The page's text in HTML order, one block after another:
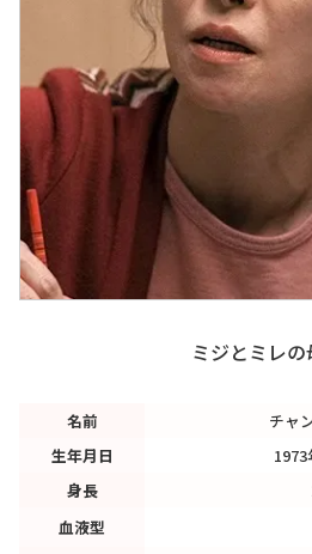
ミジとミレの
名前
チャ
生年月日
1973
身長
血液型